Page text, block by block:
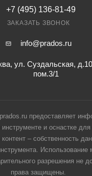
+7 (495) 136-81-49
ЗАКАЗАТЬ ЗВОНОК
info@prados.ru
ул. Суздальская,
пом.3/1
предоставляет
и оснастке
– собственность
Использование
разрешения не
права защищены.